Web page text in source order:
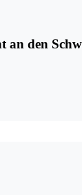
an den